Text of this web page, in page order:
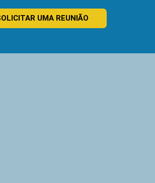
UMA REUNIÃO